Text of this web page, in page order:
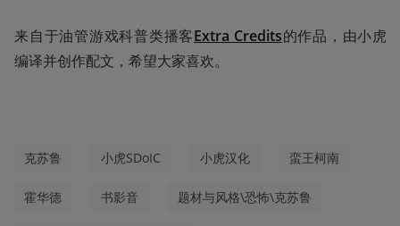
来自于油管游戏科普类播客Extra Credits的作品，由小虎
编译并创作配文，希望大家喜欢。
克苏鲁 小虎SDoIC 小虎汉化 蛮王柯南
霍华德 书影音 题材与风格\恐怖\克苏鲁